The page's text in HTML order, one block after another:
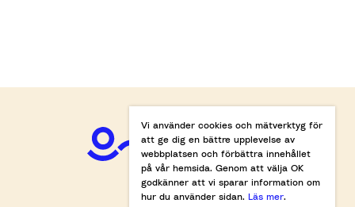
Vi använder cookies och mätverktyg för
att ge dig en bättre upplevelse av
webbplatsen och förbättra innehållet
på vår hemsida. Genom att välja OK
godkänner att vi sparar information om
hur du använder sidan. Läs mer.